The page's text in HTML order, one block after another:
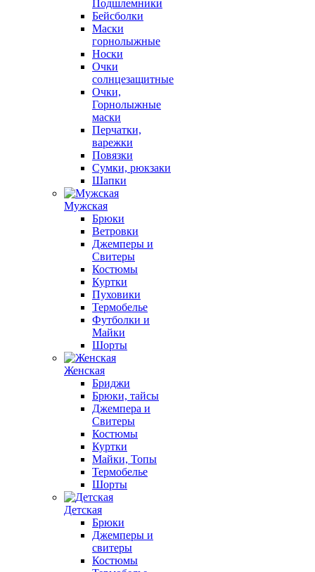
Подшлемники
Бейсболки
Маски
горнолыжные
Носки
Очки
солнцезащитные
Очки,
Горнолыжные
маски
Перчатки,
варежки
Повязки
Сумки, рюкзаки
Шапки
Мужская
Брюки
Ветровки
Джемперы и
Свитеры
Костюмы
Куртки
Пуховики
Термобелье
Футболки и
Майки
Шорты
Женская
Бриджи
Брюки, тайсы
Джемпера и
Свитеры
Костюмы
Куртки
Майки, Топы
Термобелье
Шорты
Детская
Брюки
Джемперы и
свитеры
Костюмы